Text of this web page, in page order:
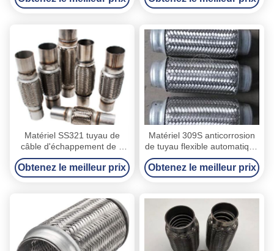
d'échappement de 51 x de
moyennes
Matériel SS321 tuyau de
câble d'échappement de 4
pouces, tuyau de câble de
maille d'échappement de 76
x de 250mm
Obtenez le meilleur prix
Matériel 309S anticorrosion
de tuyau flexible automatique
d'échappement de 45 x de
120mm
Obtenez le meilleur prix